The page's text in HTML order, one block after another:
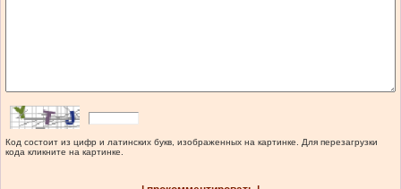
Код состоит из цифр и латинских букв, изображенных на картинке. Для перезагрузки
кода кликните на картинке.